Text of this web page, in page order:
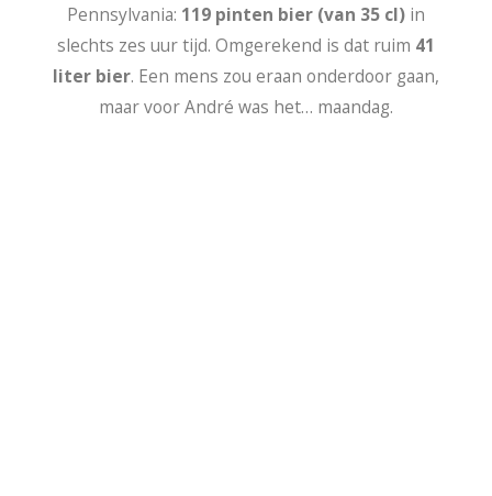
Pennsylvania: 119 pinten bier (van 35 cl) in
slechts zes uur tijd. Omgerekend is dat ruim 41
liter bier. Een mens zou eraan onderdoor gaan,
maar voor André was het… maandag.